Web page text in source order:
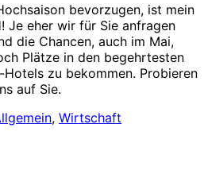
bevorzugen, ist mein
Je eher wir für Sie anfragen
die Chancen, auch im Mai,
Plätze in den begehrtesten
zu bekommen. Probieren
auf Sie.
, Wirtschaft